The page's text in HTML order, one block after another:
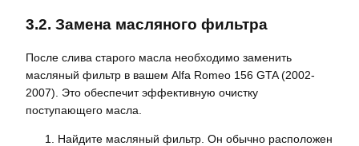
3.2. Замена масляного фильтра
После слива старого масла необходимо заменить
масляный фильтр в вашем Alfa Romeo 156 GTA (2002-
2007). Это обеспечит эффективную очистку
поступающего масла.
Найдите масляный фильтр. Он обычно расположен